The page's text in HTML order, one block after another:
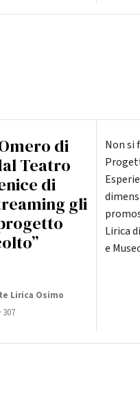
di
Teatro
di
gli
Lirica Osimo
307
Non si
Lirica
e